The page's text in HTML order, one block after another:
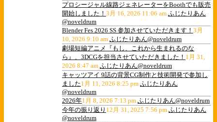
プロシージャル線路ジェネレーターをBoothでも販売
開始しました！ 3月 16, 2026 11:06 am ふじたりあん
@noveldrum
Blender Fes 2026 SS 参加させていただきます！ 3月
10, 2026 9:10 am ふじたりあん@noveldrum
劇場短編アニメ『もし、これから生まれるのな
ら』、3DCGを担当させていただきました！ 1月 31,
2026 8:47 am ふじたりあん@noveldrum
キャッツアイ 9話の背景CG制作と技術開発で参加し
ました1月 11, 2026 8:25 pm ふじたりあん
@noveldrum
2026年1月 8, 2026 7:13 pm ふじたりあん@noveldrum
今年の振り返り 12月 31, 2025 7:56 pm ふじたりあん
@noveldrum